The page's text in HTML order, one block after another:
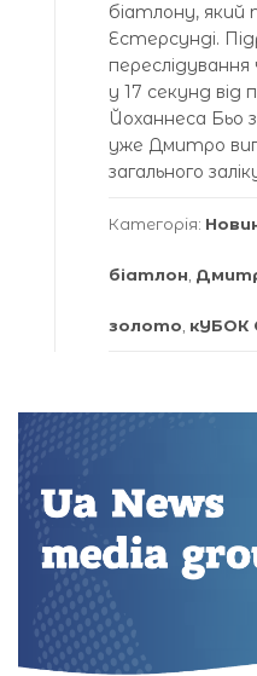
біатлону, який
Естерсунді.
у 17 секунд
Йоханнеса Бьо
уже Дмитро
загального
Категорія:
біатлон
золото кУБОК